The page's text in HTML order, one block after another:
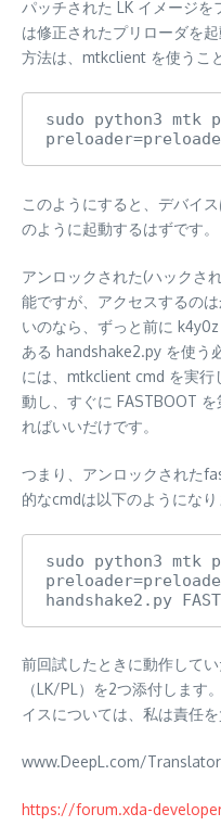
パッチされた LK イメージ
は修正されたプリローダを
方法は、mtkclient を使うこ
sudo python3 mtk
このようにすると、デバイ
のように起動するはずです。
アンロックされた(ハックさ
能ですが、アクセスするの
いのなら、ずっと前に
ある handshake2.py を使う
には、mtkclient cmd を実行
動し、すぐに FASTBOOT
ればいいだけです。
つまり、アンロックされた
的なcmdは以下のようになり
sudo python3 mtk
handshake2.py
前回試したときに動作して
（LK/PL）を2つ添付します
イスについては、私は責任
www.DeepL.com/Translator
https://forum.xda-